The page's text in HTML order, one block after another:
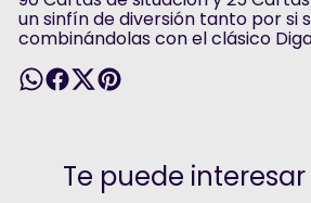
un sinfín de diversión tanto por si
combinándolas con el clásico
Te puede